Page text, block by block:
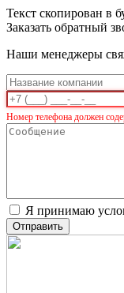
Текст скопирован в
Заказать обратный
Наши менеджеры
Номер телефона должен
Я принимаю
Отправить